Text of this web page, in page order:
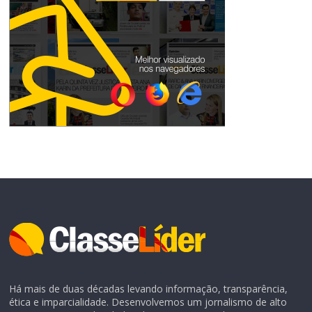
Há mais de duas décadas levando informação, transparência,
ética e imparcialidade. Desenvolvemos um jornalismo de alto